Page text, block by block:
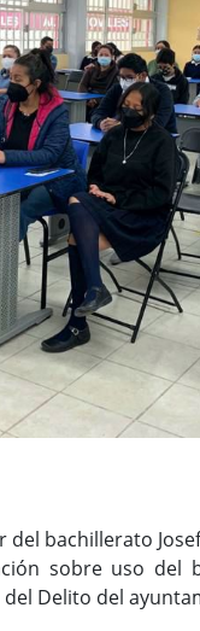
del bachillerato
sobre uso
Delito del